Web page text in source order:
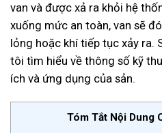
van và được xả ra khỏi hệ
xuống mức an toàn, van sẽ
lỏng hoặc khí tiếp tục xảy ra.
tôi tìm hiểu về thông số kỹ
ích và ứng dụng của sản.
Tóm Tắt Nội Dung